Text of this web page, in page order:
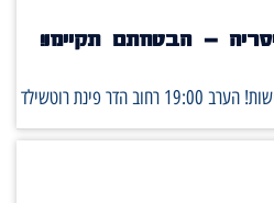
– הבטחתם תקיימו!
פינת רוטשילד